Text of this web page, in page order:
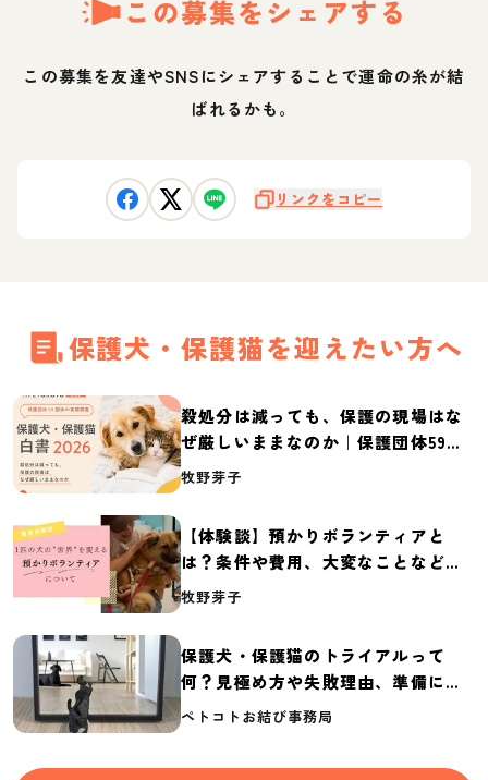
この募集をシェアする
この募集を友達やSNSにシェアすることで運命の糸が結
ばれるかも。
リンクをコピー
保護犬・保護猫を迎えたい方へ
殺処分は減っても、保護の現場はな
ぜ厳しいままなのか｜保護団体59団
体の実態調査【保護犬・保護猫白書
牧野芽子
【体験談】預かりボランティアと
は？条件や費用、大変なことなど紹
介
牧野芽子
保護犬・保護猫のトライアルって
何？見極め方や失敗理由、準備に必
要なものを紹介
ペトコトお結び事務局